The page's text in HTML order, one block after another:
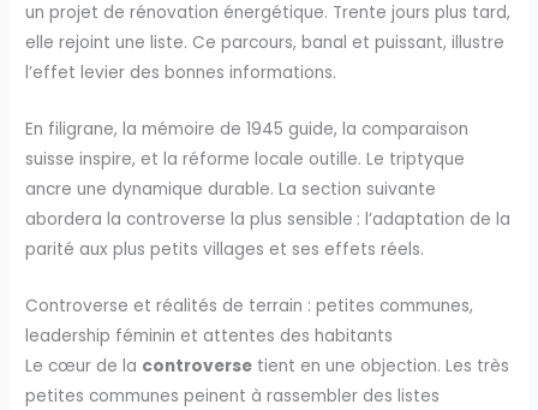
un projet de rénovation énergétique. Trente jours plus tard,
elle rejoint une liste. Ce parcours, banal et puissant, illustre
l’effet levier des bonnes informations.
En filigrane, la mémoire de 1945 guide, la comparaison
suisse inspire, et la réforme locale outille. Le triptyque
ancre une dynamique durable. La section suivante
abordera la controverse la plus sensible : l’adaptation de la
parité aux plus petits villages et ses effets réels.
Controverse et réalités de terrain : petites communes,
leadership féminin et attentes des habitants
Le cœur de la controverse tient en une objection. Les très
petites communes peinent à rassembler des listes